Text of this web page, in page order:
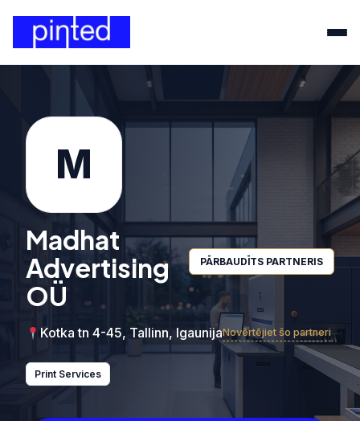
M
Madhat
Advertising
OÜ
PĀRBAUDĪTS PARTNERIS
Kotka tn 4-45, Tallinn, IgaunijaNovērtējiet šo partneri
Print Services